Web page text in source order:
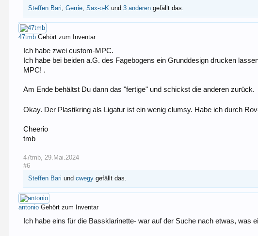
Steffen Bari,Gerrie,Sax-o-K und3 anderen gefällt das.
47tmb Gehört zum Inventar
Ich habe zwei custom-MPC.
Ich habe bei beiden a.G. des Fagebogens ein Grunddesign drucken
MPC! .
Am Ende behältst Du dann das "fertige" und schickst die anderen zurück.
Okay. Der Plastikring als Ligatur ist ein wenig clumsy. Habe ich durch
Cheerio
tmb
47tmb, 29.Mai.2024
#6
Steffen Bari undcwegy gefällt das.
antonio Gehört zum Inventar
Ich habe eins für die Bassklarinette- war auf der Suche nach etwas, was